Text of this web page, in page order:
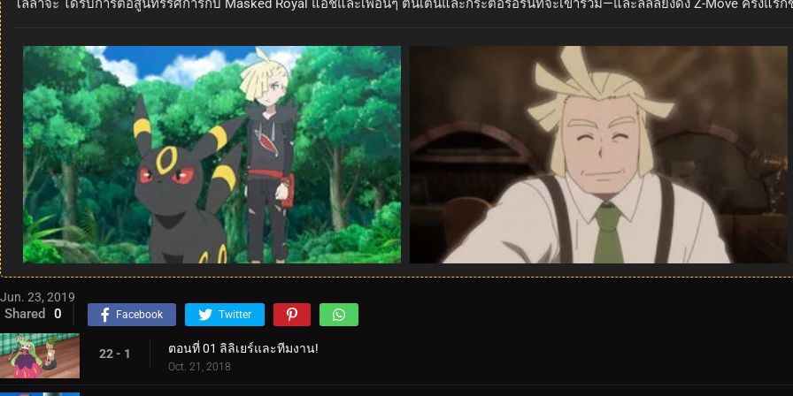
Jun. 23, 2019
Shared 0 Facebook Twitter
22 - 1 ตอนที่ 01 ลิลิเยร์และทีมงาน!
Oct. 21, 2018